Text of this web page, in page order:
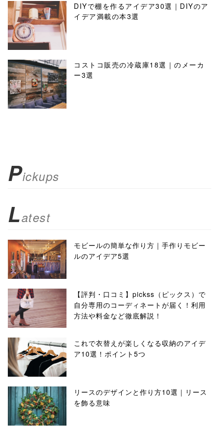
DIYで棚を作るアイデア30選｜DIYのア
イデア満載の本3選
コストコ販売の冷蔵庫18選｜のメーカ
ー3選
Pickups
Latest
モビールの簡単な作り方｜手作りモビー
ルのアイデア5選
【評判・口コミ】pickss（ピックス）で
自分専用のコーディネートが届く！利用
方法や料金など徹底解説！
これで衣替えが楽しくなる収納のアイデ
ア10選！ポイント5つ
リースのデザインと作り方10選｜リース
を飾る意味